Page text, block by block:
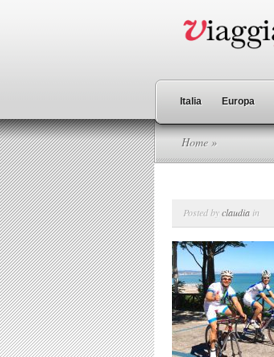
Italia Europa
Home »
Posted byclaudia in